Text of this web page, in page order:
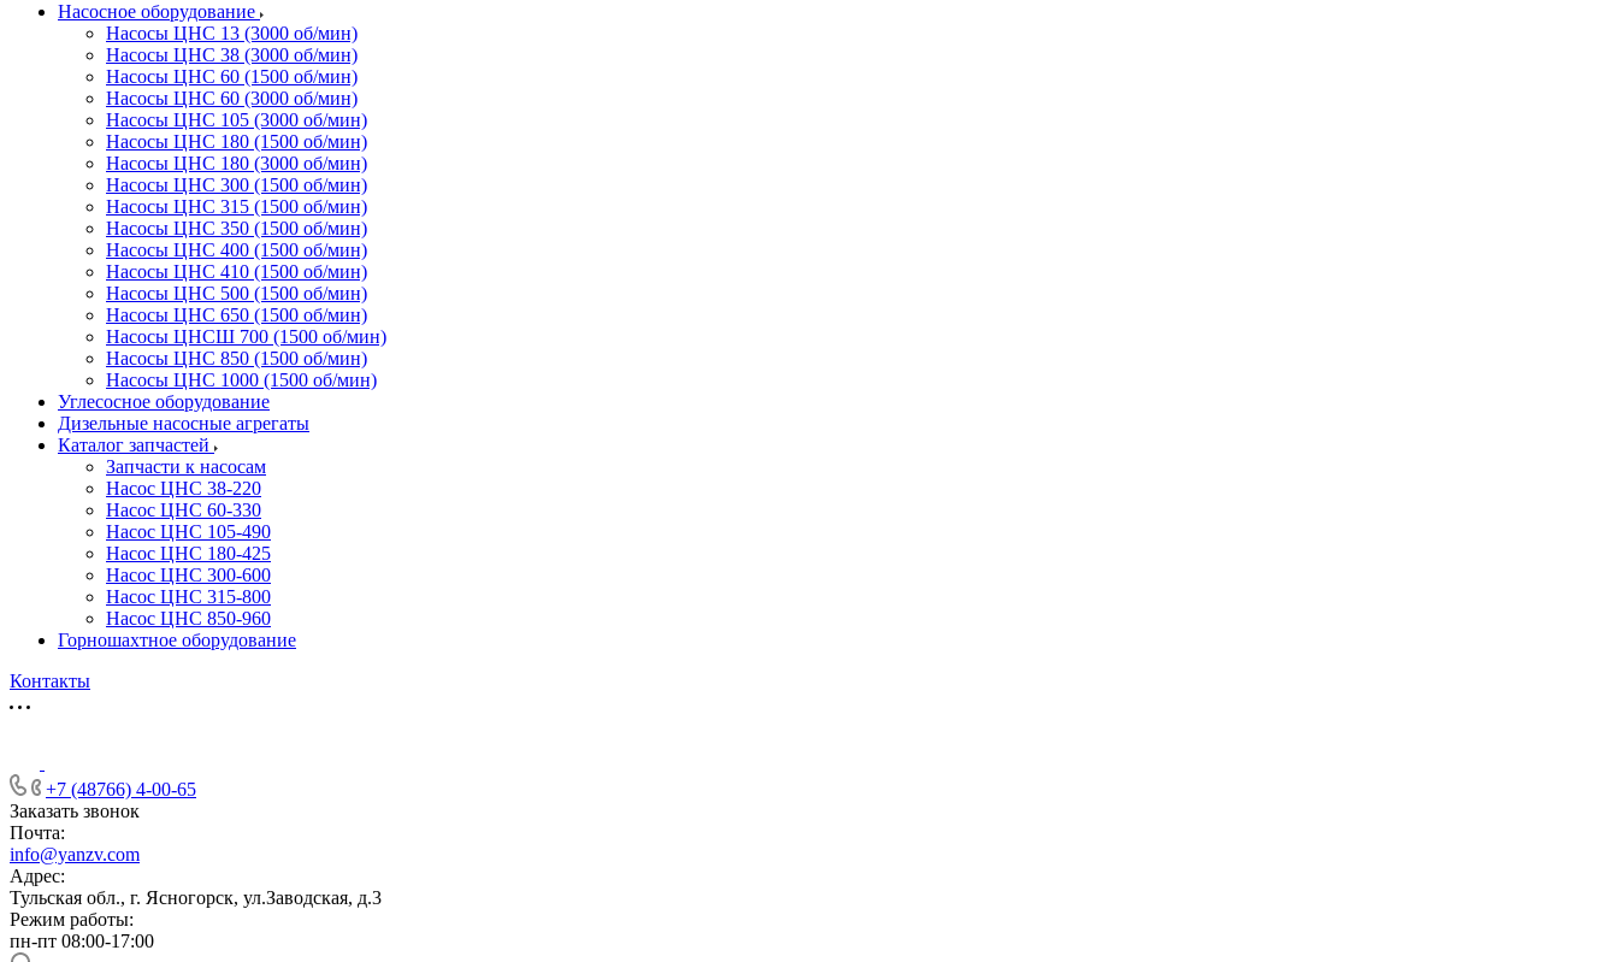
Насосное оборудование
Насосы ЦНС 13 (3000 об/мин)
Насосы ЦНС 38 (3000 об/мин)
Насосы ЦНС 60 (1500 об/мин)
Насосы ЦНС 60 (3000 об/мин)
Насосы ЦНС 105 (3000 об/мин)
Насосы ЦНС 180 (1500 об/мин)
Насосы ЦНС 180 (3000 об/мин)
Насосы ЦНС 300 (1500 об/мин)
Насосы ЦНС 315 (1500 об/мин)
Насосы ЦНС 350 (1500 об/мин)
Насосы ЦНС 400 (1500 об/мин)
Насосы ЦНС 410 (1500 об/мин)
Насосы ЦНС 500 (1500 об/мин)
Насосы ЦНС 650 (1500 об/мин)
Насосы ЦНСШ 700 (1500 об/мин)
Насосы ЦНС 850 (1500 об/мин)
Насосы ЦНС 1000 (1500 об/мин)
Углесосное оборудование
Дизельные насосные агрегаты
Каталог запчастей
Запчасти к насосам
Насос ЦНС 38-220
Насос ЦНС 60-330
Насос ЦНС 105-490
Насос ЦНС 180-425
Насос ЦНС 300-600
Насос ЦНС 315-800
Насос ЦНС 850-960
Горношахтное оборудование
Контакты
+7 (48766) 4-00-65
Заказать звонок
Почта:
info@yanzv.com
Адрес:
Тульская обл., г. Ясногорск, ул.Заводская, д.3
Режим работы:
пн-пт 08:00-17:00